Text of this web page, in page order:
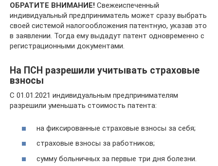
ОБРАТИТЕ ВНИМАНИЕ! Свежеиспеченный
индивидуальный предприниматель может сразу выбрать
своей системой налогообложения патентную, указав это
в заявлении. Тогда ему выдадут патент одновременно с
регистрационными документами.
На ПСН разрешили учитывать страховые
взносы
C 01.01.2021 индивидуальным предпринимателям
разрешили уменьшать стоимость патента:
на фиксированные страховые взносы за себя;
страховые взносы за работников;
сумму больничных за первые три дня болезни.